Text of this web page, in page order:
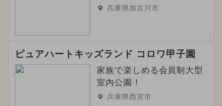
兵庫県加古川市
ピュアハートキッズランド コロワ甲子園
家族で楽しめる会員制大型
室内公園！
兵庫県西宮市